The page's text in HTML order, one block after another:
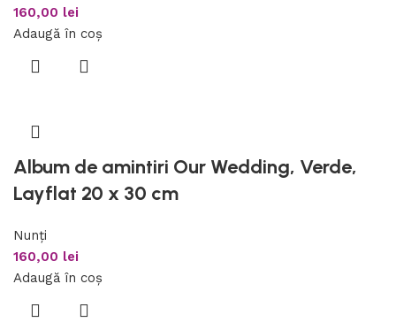
160,00 lei
Adaugă în coș
Album de amintiri Our Wedding, Verde,
Layflat 20 x 30 cm
Nunți
160,00 lei
Adaugă în coș